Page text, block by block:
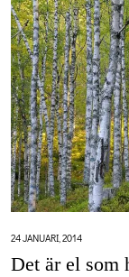
24 JANUARI, 2014
Det är el som